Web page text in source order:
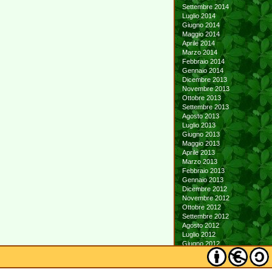
Settembre 2014
Luglio 2014
Giugno 2014
Maggio 2014
Aprile 2014
Marzo 2014
Febbraio 2014
Gennaio 2014
Dicembre 2013
Novembre 2013
Ottobre 2013
Settembre 2013
Agosto 2013
Luglio 2013
Giugno 2013
Maggio 2013
Aprile 2013
Marzo 2013
Febbraio 2013
Gennaio 2013
Dicembre 2012
Novembre 2012
Ottobre 2012
Settembre 2012
Agosto 2012
Luglio 2012
Giugno 2012
Maggio 2012
Aprile 2012